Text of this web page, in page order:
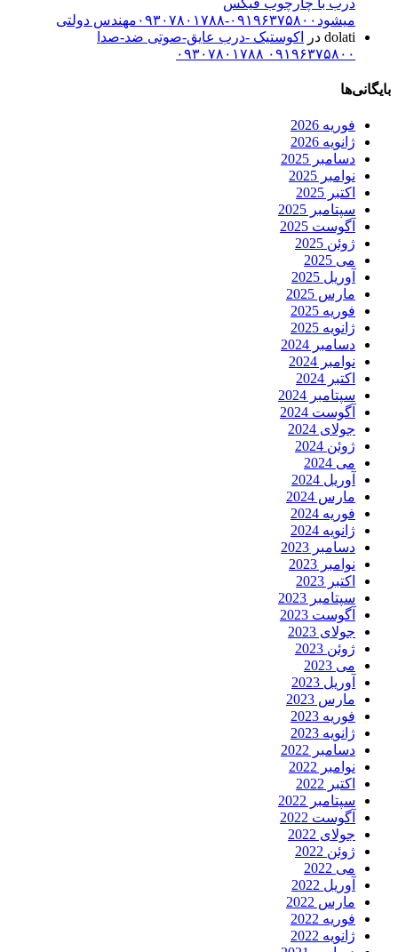
میشود۰۹۱۹۶۳۷۵۸۰۰-۰۹۳۰۷۸۰۱۷۸۸مهندس دولتی
dolati در
اکوستیک -درب عایق-صوتی ضد-صدا
۰۹۱۹۶۳۷۵۸۰۰ ۰۹۳۰۷۸۰۱۷۸۸
بایگانی‌ها
فوریه 2026
ژانویه 2026
دسامبر 2025
نوامبر 2025
اکتبر 2025
سپتامبر 2025
آگوست 2025
ژوئن 2025
می 2025
آوریل 2025
مارس 2025
فوریه 2025
ژانویه 2025
دسامبر 2024
نوامبر 2024
اکتبر 2024
سپتامبر 2024
آگوست 2024
جولای 2024
ژوئن 2024
می 2024
آوریل 2024
مارس 2024
فوریه 2024
ژانویه 2024
دسامبر 2023
نوامبر 2023
اکتبر 2023
سپتامبر 2023
آگوست 2023
جولای 2023
ژوئن 2023
می 2023
آوریل 2023
مارس 2023
فوریه 2023
ژانویه 2023
دسامبر 2022
نوامبر 2022
اکتبر 2022
سپتامبر 2022
آگوست 2022
جولای 2022
ژوئن 2022
می 2022
آوریل 2022
مارس 2022
فوریه 2022
ژانویه 2022